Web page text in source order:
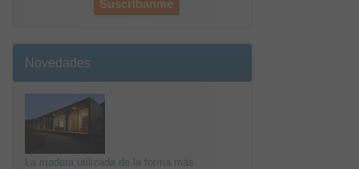
Novedades
La madera utilizada de la forma más